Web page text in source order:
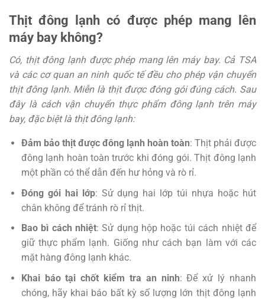
Thịt đông lạnh có được phép mang lên
máy bay không?
Có, thịt đông lạnh được phép mang lên máy bay. Cả TSA
và các cơ quan an ninh quốc tế đều cho phép vận chuyển
thịt đông lạnh. Miễn là thịt được đóng gói đúng cách. Sau
đây là cách vận chuyển thực phẩm đông lạnh trên máy
bay, đặc biệt là thịt đông lạnh:
Đảm bảo thịt được đông lạnh hoàn toàn: Thịt phải được
đông lạnh hoàn toàn trước khi đóng gói. Thịt đông lạnh
một phần có thể dẫn đến hư hỏng và rò rỉ.
Đóng gói hai lớp: Sử dụng hai lớp túi nhựa hoặc hút
chân không để tránh rò rỉ thịt.
Bao bì cách nhiệt: Sử dụng hộp hoặc túi cách nhiệt để
giữ thực phẩm lạnh. Giống như cách bạn làm với các
mặt hàng đông lạnh khác.
Khai báo tại chốt kiểm tra an ninh: Để xử lý nhanh
chóng, hãy khai báo bất kỳ số lượng lớn thịt đông lạnh